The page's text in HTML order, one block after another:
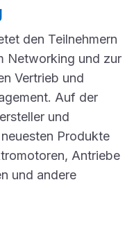
den Teilnehmern
Networking und zur
Vertrieb und
Auf der
und
Produkte
Antriebe
und andere